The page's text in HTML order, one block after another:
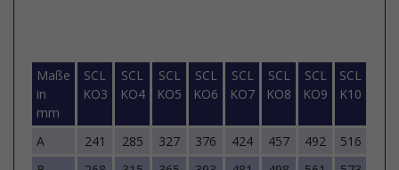
Maße
in
mm
SCL
KO3
SCL
KO4
SCL
KO5
SCL
KO6
SCL
KO7
SCL
KO8
SCL
KO9
SCL
K10
A 241 285 327 376 424 457 492 516